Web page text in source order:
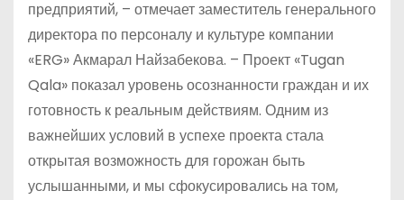
предприятий, – отмечает заместитель генерального
директора по персоналу и культуре компании
«ERG» Акмарал Найзабекова. – Проект «Tugan
Qala» показал уровень осознанности граждан и их
готовность к реальным действиям. Одним из
важнейших условий в успехе проекта стала
открытая возможность для горожан быть
услышанными, и мы сфокусировались на том,